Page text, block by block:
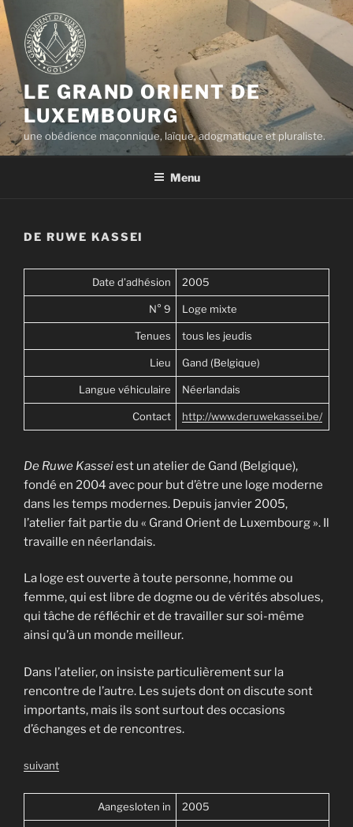
Aller
au
contenu
principal
LE GRAND ORIENT DE
LUXEMBOURG
une obédience maçonnique, laïque, adogmatique et pluraliste.
Menu
DE RUWE KASSEI
Date d’adhésion 2005
N° 9 Loge mixte
Tenues tous les jeudis
Lieu Gand (Belgique)
Langue véhiculaire Néerlandais
Contact http://www.deruwekassei.be/
De Ruwe Kasseiest un atelier de Gand (Belgique),
fondé en 2004 avec pour but d’être une loge moderne
dans les temps modernes. Depuis janvier 2005,
l’atelier fait partie du « Grand Orient de Luxembourg ». Il
travaille en néerlandais.
La loge est ouverte à toute personne, homme ou
femme, qui est libre de dogme ou de vérités absolues,
qui tâche de réfléchir et de travailler sur soi-même
ainsi qu’à un monde meilleur.
Dans l’atelier, on insiste particulièrement sur la
rencontre de l’autre. Les sujets dont on discute sont
importants, mais ils sont surtout des occasions
d’échanges et de rencontres.
suivant
Aangesloten in 2005